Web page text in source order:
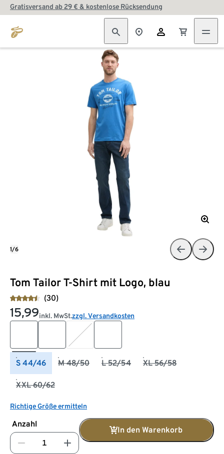
Gratisversand ab 29 € & kostenlose Rücksendung
Tom Tailor T-Shirt mit Logo, blau
(30)
15,99inkl. MwSt.zzgl. Versandkosten
S 44/46 M 48/50 L 52/54 XL 56/58
XXL 60/62
Richtige Größe ermitteln
Anzahl
In den Warenkorb
1/6